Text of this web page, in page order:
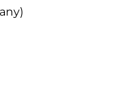
und smart